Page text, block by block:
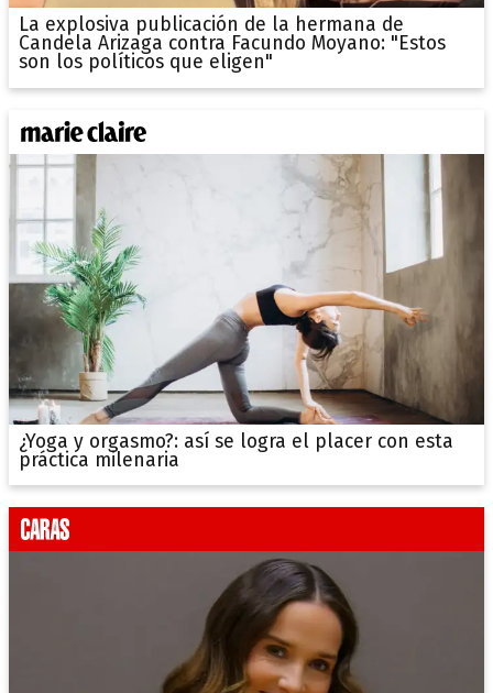
La explosiva publicación de la hermana de
Candela Arizaga contra Facundo Moyano: "Estos
son los políticos que eligen"
¿Yoga y orgasmo?: así se logra el placer con esta
práctica milenaria